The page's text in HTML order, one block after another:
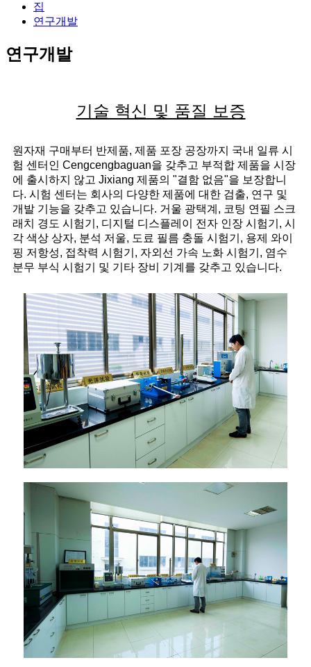
집
연구개발
연구개발
기술 혁신 및 품질 보증
원자재 구매부터 반제품, 제품 포장 공장까지 국내 일류 시
험 센터인 Cengcengbaguan을 갖추고 부적합 제품을 시장
에 출시하지 않고 Jixiang 제품의 "결함 없음"을 보장합니
다. 시험 센터는 회사의 다양한 제품에 대한 검출, 연구 및
개발 기능을 갖추고 있습니다. 거울 광택계, 코팅 연필 스크
래치 경도 시험기, 디지털 디스플레이 전자 인장 시험기, 시
각 색상 상자, 분석 저울, 도료 필름 충돌 시험기, 용제 와이
핑 저항성, 접착력 시험기, 자외선 가속 노화 시험기, 염수
분무 부식 시험기 및 기타 장비 기계를 갖추고 있습니다.